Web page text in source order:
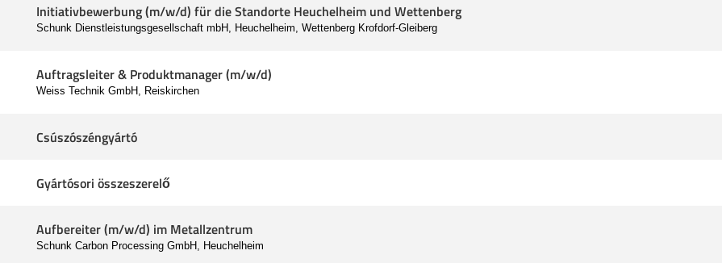
Initiativbewerbung (m/w/d) für die Standorte Heuchelheim und Wettenberg
Schunk Dienstleistungsgesellschaft mbH, Heuchelheim, Wettenberg Krofdorf-Gleiberg
Auftragsleiter & Produktmanager (m/w/d)
Weiss Technik GmbH, Reiskirchen
Csúszószéngyártó
Gyártósori összeszerelő
Aufbereiter (m/w/d) im Metallzentrum
Schunk Carbon Processing GmbH, Heuchelheim